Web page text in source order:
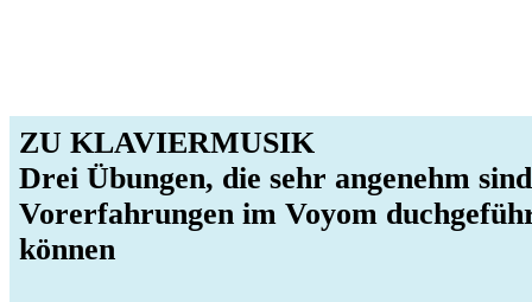
ZU KLAVIERMUSIK
Drei Übungen, die sehr angenehm
Vorerfahrungen im Voyom
können